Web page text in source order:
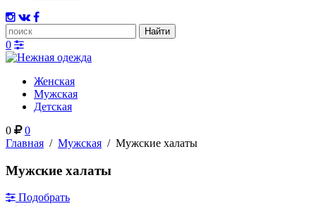
0
Женская
Мужская
Детская
0
0
Главная / Мужская / Мужские халаты
Мужские халаты
Подобрать